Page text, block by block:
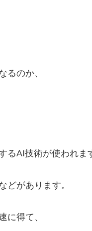
るのか、
るAI技術が使われま
どがあります。
に得て、